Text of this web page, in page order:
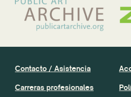
Contacto / Asistencia
Carreras profesionales